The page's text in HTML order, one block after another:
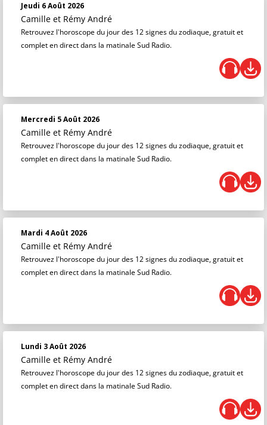
Jeudi 6 Août 2026
Camille et Rémy André
Retrouvez l'horoscope du jour des 12 signes du zodiaque, gratuit et
complet en direct dans la matinale Sud Radio.
Mercredi 5 Août 2026
Camille et Rémy André
Retrouvez l'horoscope du jour des 12 signes du zodiaque, gratuit et
complet en direct dans la matinale Sud Radio.
Mardi 4 Août 2026
Camille et Rémy André
Retrouvez l'horoscope du jour des 12 signes du zodiaque, gratuit et
complet en direct dans la matinale Sud Radio.
Lundi 3 Août 2026
Camille et Rémy André
Retrouvez l'horoscope du jour des 12 signes du zodiaque, gratuit et
complet en direct dans la matinale Sud Radio.